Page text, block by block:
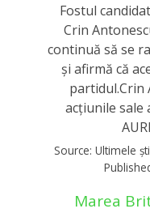
Fostul
Crin
continuă să se
și afirmă că
partidul.Crin
acțiunile sale
Source: Ultimele
Marea